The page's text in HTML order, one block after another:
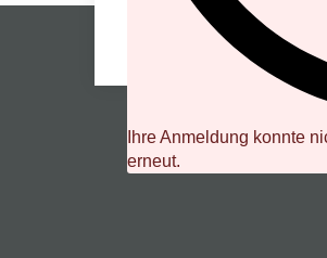
Ihre Anmeldung konnte
erneut.